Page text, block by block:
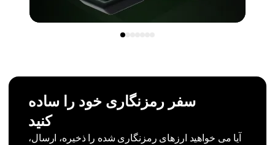
سفر رمزنگاری خود را ساده
کنید
آیا می خواهید ارزهای رمزنگاری شده را ذخیره، ارسال،